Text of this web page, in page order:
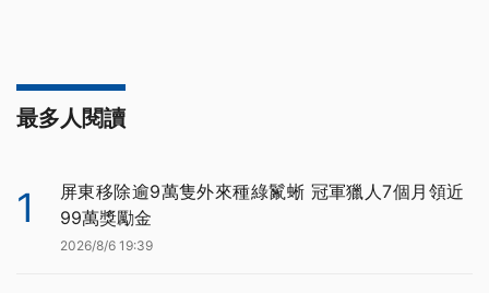
最多人閱讀
1
屏東移除逾9萬隻外來種綠鬣蜥 冠軍獵人7個月領近
99萬獎勵金
2026/8/6 19:39